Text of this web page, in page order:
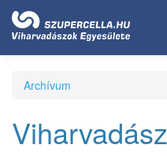
Ugrás
tartalomra
Archívum